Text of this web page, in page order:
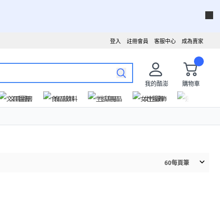
成為賣家
客服中心
註冊會員
登入
我的酷澎
購物車
文具圖書
食品飲料 生活用品 女性服飾
60每頁筆